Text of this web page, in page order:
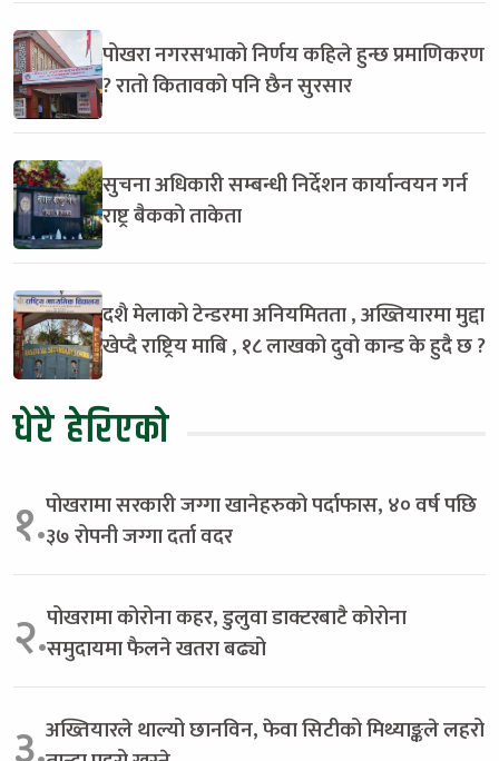
पोखरा नगरसभाको निर्णय कहिले हुन्छ प्रमाणिकरण
? रातो कितावको पनि छैन सुरसार
सुचना अधिकारी सम्बन्धी निर्देशन कार्यान्वयन गर्न
राष्ट्र बैकको ताकेता
दशै मेलाको टेन्डरमा अनियमितता , अख्तियारमा मुद्दा
खेप्दै राष्ट्रिय माबि , १८ लाखको दुवो कान्ड के हुदै छ ?
धेरै हेरिएको
१.पोखरामा सरकारी जग्गा खानेहरुको पर्दाफास, ४० वर्ष पछि
३७ रोपनी जग्गा दर्ता वदर
२.पोखरामा कोरोना कहर, डुलुवा डाक्टरबाटै कोरोना
समुदायमा फैलने खतरा बढ्यो
अख्तियारले थाल्यो छानविन, फेवा सिटीको मिथ्याङ्कले लहरो